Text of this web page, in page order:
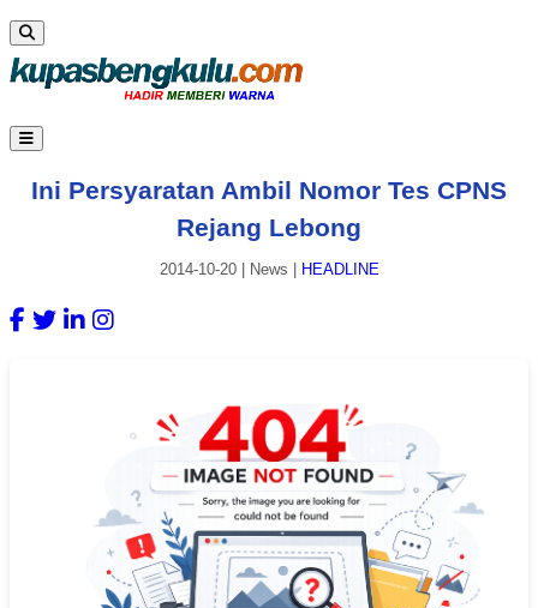
Ini Persyaratan Ambil Nomor Tes CPNS
Rejang Lebong
2014-10-20| News HEADLINE